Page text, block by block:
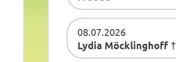
08.07.2026
Lydia Möcklinghoff †